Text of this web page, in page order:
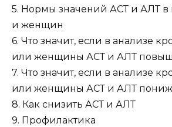
5. Нормы значений АСТ и АЛТ
и женщин
6. Что значит, если в анализе
или женщины АСТ и АЛТ
7. Что значит, если в анализе
или женщины АСТ и АЛТ
8. Как снизить АСТ и АЛТ
9. Профилактика